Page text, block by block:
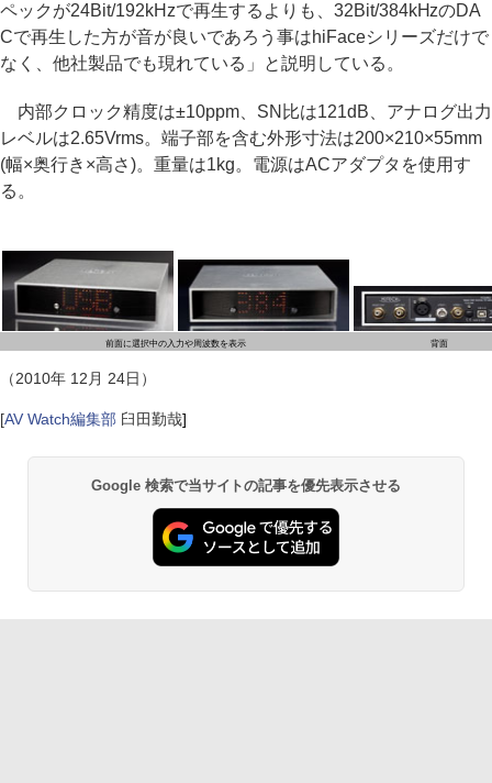
ペックが24Bit/192kHzで再生するよりも、32Bit/384kHzのDA
Cで再生した方が音が良いであろう事はhiFaceシリーズだけで
なく、他社製品でも現れている」と説明している。
内部クロック精度は±10ppm、SN比は121dB、アナログ出力
レベルは2.65Vrms。端子部を含む外形寸法は200×210×55mm
(幅×奥行き×高さ)。重量は1kg。電源はACアダプタを使用す
る。
前面に選択中の入力や周波数を表示 背面
（2010年 12月 24日）
[AV Watch編集部 臼田勤哉]
Google 検索で当サイトの記事を優先表示させる